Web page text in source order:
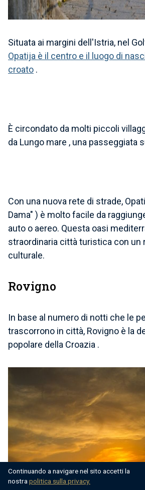
Situata ai margini dell'Istria, nel
Opatija è il centro e il luogo di
croato .
È circondato da molti piccoli
da Lungo mare , una passeggiata
Con una nuova rete di strade,
Dama" ) è molto facile da
auto o aereo. Questa oasi
straordinaria città turistica con un
culturale.
Rovigno
In base al numero di notti che le
trascorrono in città, Rovigno è la
popolare della Croazia .
Continuando a navigare nel sito accetti la
nostra politica sulla privacy.